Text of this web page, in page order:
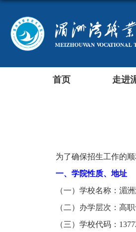
首页 走进
为了确保招生工作的
一、学院性质、地址
（一）学校名称：湄
（二）办学层次：高
（三）学校代码：